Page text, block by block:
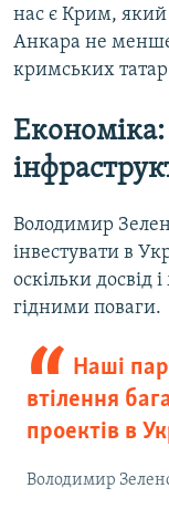
нас є Крим, який
Анкара не
кримських
Економіка:
Володимир
інвестувати в
оскільки досвід
гідними поваги.
Наші
втілення
проектів в
Володимир